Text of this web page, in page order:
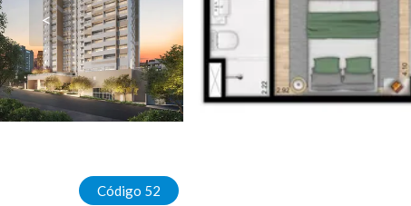
<
Código 52